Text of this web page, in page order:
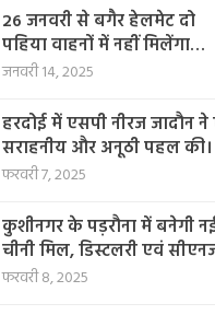
26 जनवरी से बगैर हेलमेट दो
पहिया वाहनों में नहीं मिलेंगा…
जनवरी 14, 2025
हरदोई में एसपी नीरज जादौन
सराहनीय और अनूठी पहल की।
फरवरी 7, 2025
कुशीनगर के पड़रौना में बनेगी
चीनी मिल, डिस्टलरी एवं
फरवरी 8, 2025